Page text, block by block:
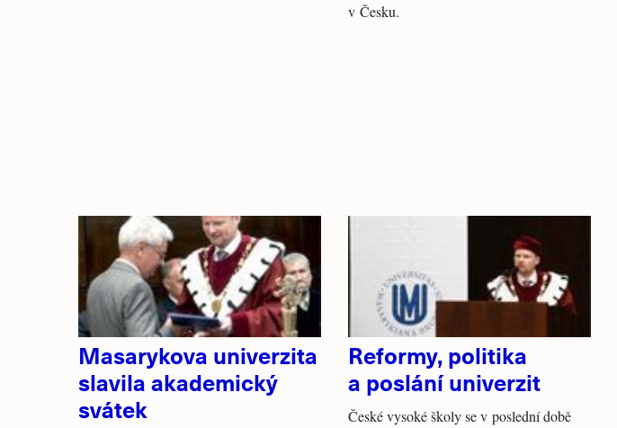
v Česku.
Masarykova univerzita
slavila akademický
svátek
Reformy, politika
a poslání univerzit
České vysoké školy se v poslední době